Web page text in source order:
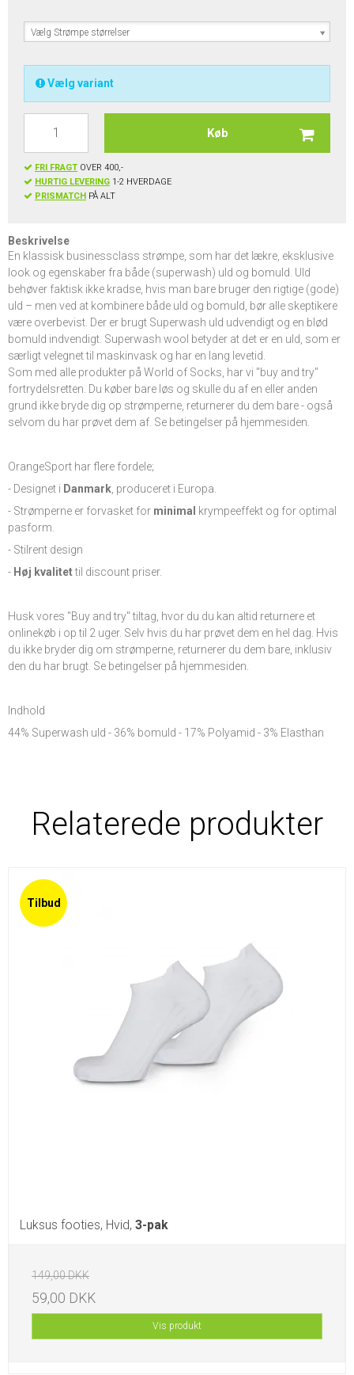
Vælg Strømpe størrelser
Vælg variant
Køb
FRI FRAGT OVER 400,-
HURTIG LEVERING 1-2 HVERDAGE
PRISMATCH PÅ ALT
Beskrivelse
En klassisk businessclass strømpe, som har det lækre, eksklusive
look og egenskaber fra både (superwash) uld og bomuld. Uld
behøver faktisk ikke kradse, hvis man bare bruger den rigtige (gode)
uld – men ved at kombinere både uld og bomuld, bør alle skeptikere
være overbevist. Der er brugt Superwash uld udvendigt og en blød
bomuld indvendigt. Superwash wool betyder at det er en uld, som er
særligt velegnet til maskinvask og har en lang levetid.
Som med alle produkter på World of Socks, har vi "buy and try"
fortrydelsretten. Du køber bare løs og skulle du af en eller anden
grund ikke bryde dig op strømperne, returnerer du dem bare - også
selvom du har prøvet dem af. Se betingelser på hjemmesiden.
OrangeSport har flere fordele;
- Designet i Danmark , produceret i Europa.
- Strømperne er forvasket for minimal krympeeffekt og for optimal
pasform.
- Stilrent design
- Høj kvalitettil discount priser.
Husk vores "Buy and try" tiltag, hvor du du kan altid returnere et
onlinekøb i op til 2 uger. Selv hvis du har prøvet dem en hel dag. Hvis
du ikke bryder dig om strømperne, returnerer du dem bare, inklusiv
den du har brugt. Se betingelser på hjemmesiden.
Indhold
44% Superwash uld - 36% bomuld - 17% Polyamid - 3% Elasthan
Relaterede produkter
Tilbud
Luksus footies, Hvid, 3-pak
149,00 DKK
59,00 DKK
Vis produkt